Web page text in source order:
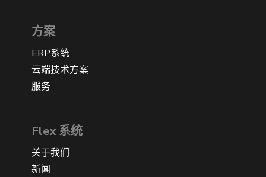
方案
ERP系统
云端技术方案
服务
Flex 系统
关于我们
新闻